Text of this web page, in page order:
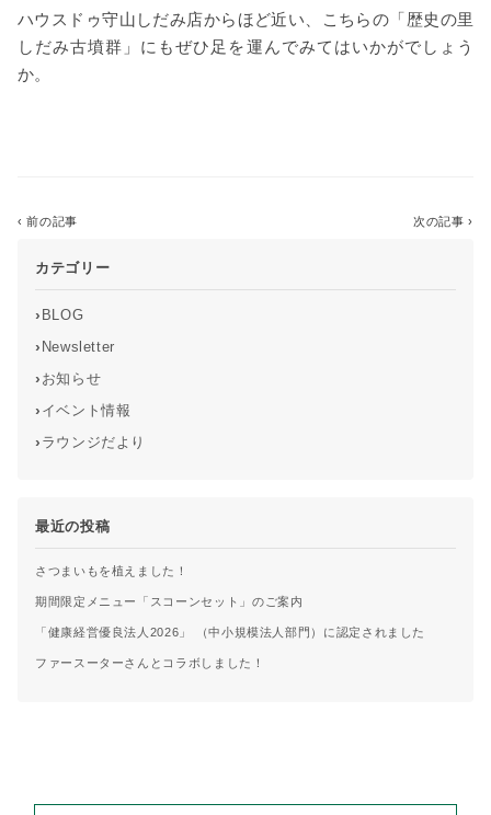
ハウスドゥ守山しだみ店からほど近い、こちらの「歴史の里
しだみ古墳群」にもぜひ足を運んでみてはいかがでしょう
か。
‹ 前の記事 次の記事 ›
カテゴリー
› BLOG
› Newsletter
› お知らせ
› イベント情報
› ラウンジだより
最近の投稿
さつまいもを植えました！
期間限定メニュー「スコーンセット」のご案内
「健康経営優良法人2026」 （中小規模法人部門）に認定されました
ファースーターさんとコラボしました！